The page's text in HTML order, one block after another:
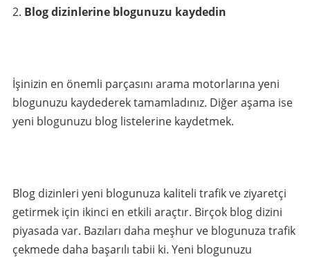
Blog dizinlerine blogunuzu kaydedin
İşinizin en önemli parçasını arama motorlarına yeni
blogunuzu kaydederek tamamladınız. Diğer aşama ise
yeni blogunuzu blog listelerine kaydetmek.
Blog dizinleri yeni blogunuza kaliteli trafik ve ziyaretçi
getirmek için ikinci en etkili araçtır. Birçok blog dizini
piyasada var. Bazıları daha meşhur ve blogunuza trafik
çekmede daha başarılı tabii ki. Yeni blogunuzu